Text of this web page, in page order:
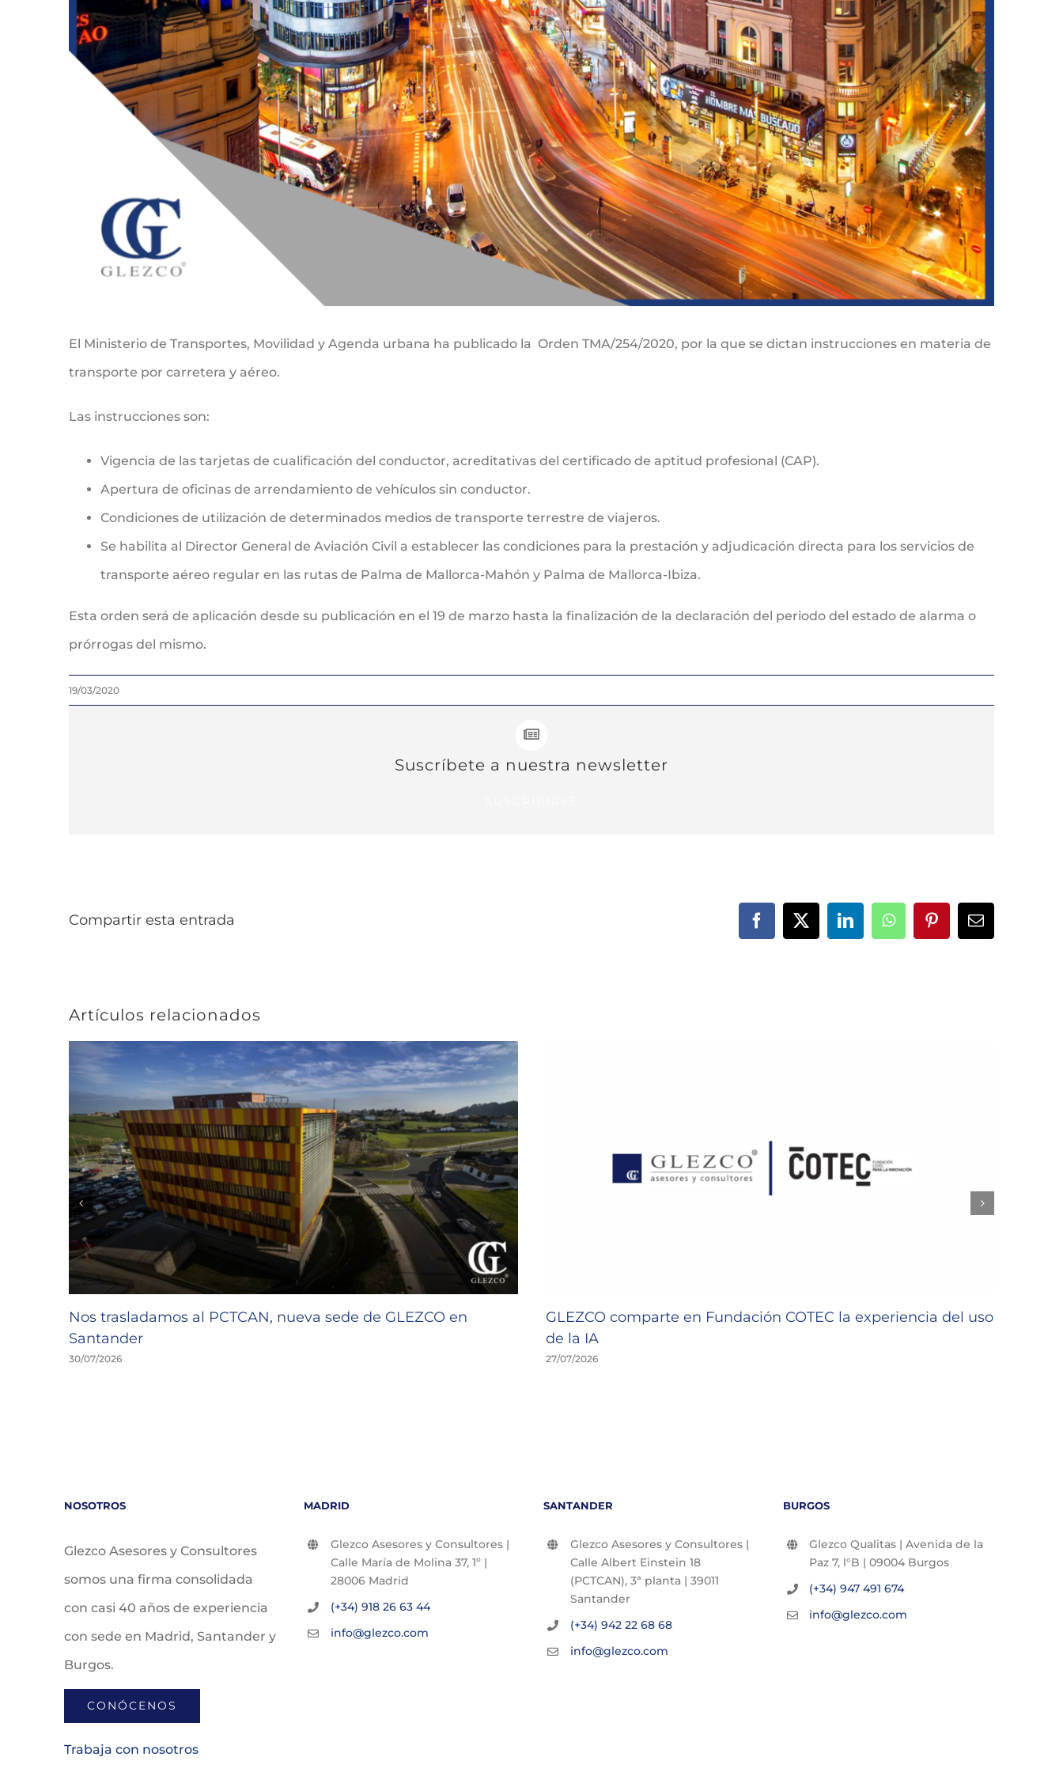
El Ministerio de Transportes, Movilidad y Agenda urbana ha publicado la Orden TMA/254/2020, por la que se dictan instrucciones en materia de
transporte por carretera y aéreo.
Las instrucciones son:
Vigencia de las tarjetas de cualificación del conductor, acreditativas del certificado de aptitud profesional (CAP).
Apertura de oficinas de arrendamiento de vehículos sin conductor.
Condiciones de utilización de determinados medios de transporte terrestre de viajeros.
Se habilita al Director General de Aviación Civil a establecer las condiciones para la prestación y adjudicación directa para los servicios de
transporte aéreo regular en las rutas de Palma de Mallorca-Mahón y Palma de Mallorca-Ibiza.
Esta orden será de aplicación desde su publicación en el 19 de marzo hasta la finalización de la declaración del periodo del estado de alarma o
prórrogas del mismo.
19/03/2020
Suscríbete a nuestra newsletter
Compartir esta entrada Facebook
X LinkedInWhatsAppPinterestCorreo
electrónico
Artículos relacionados
Nos trasladamos al PCTCAN, nueva sede de GLEZCO en
Santander
30/07/2026
GLEZCO comparte en Fundación COTEC la experiencia del uso
de la IA
27/07/2026
NOSOTROS
Glezco Asesores y Consultores
somos una firma consolidada
con casi 40 años de experiencia
con sede en Madrid, Santander y
Burgos.
CONÓCENOS
Trabaja con nosotros
MADRID
Glezco Asesores y Consultores |
Calle María de Molina 37, 1º |
28006 Madrid
(+34) 918 26 63 44
info@glezco.com
SANTANDER
Glezco Asesores y Consultores |
Calle Albert Einstein 18
(PCTCAN), 3ª planta | 39011
Santander
(+34) 942 22 68 68
info@glezco.com
BURGOS
Glezco Qualitas | Avenida de la
Paz 7, l°B | 09004 Burgos
(+34) 947 491 674
info@glezco.com